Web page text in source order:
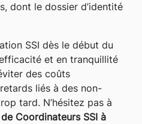
dont le dossier d’identité
SSI dès le début du
et en tranquillité
des coûts
liés à des non-
tard. N’hésitez pas à
Coordinateurs SSI à